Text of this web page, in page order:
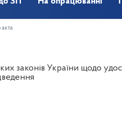
законів України щодо